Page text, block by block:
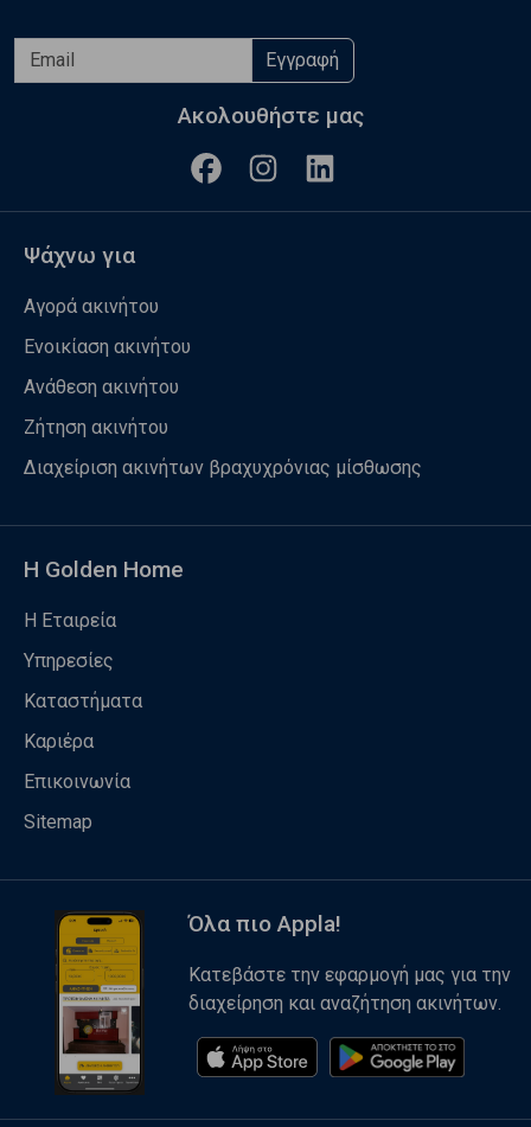
Εγγραφή
Ακολουθήστε μας
Ψάχνω για
Αγορά ακινήτου
Ενοικίαση ακινήτου
Ανάθεση ακινήτου
Ζήτηση ακινήτου
Διαχείριση ακινήτων βραχυχρόνιας μίσθωσης
Η Golden Home
Η Εταιρεία
Υπηρεσίες
Καταστήματα
Καριέρα
Επικοινωνία
Sitemap
Όλα πιο Appla!
Κατεβάστε την εφαρμογή μας για την
διαχείρηση και αναζήτηση ακινήτων.